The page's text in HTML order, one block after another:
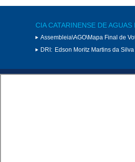
CIA CATARINENSE DE
Assembleia\AGO\Mapa Final de
DRI: Edson Moritz Martins da Silva